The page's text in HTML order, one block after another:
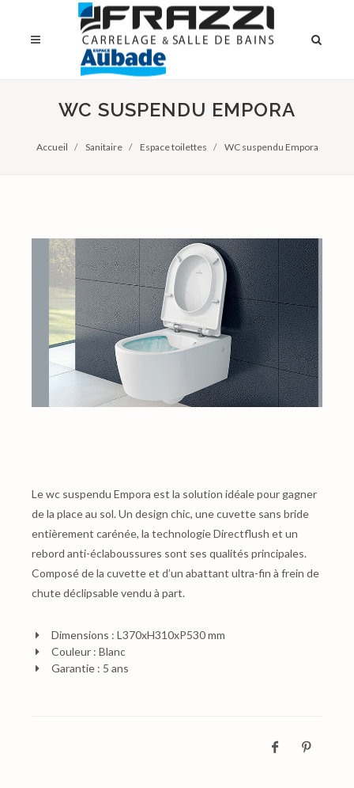
WC SUSPENDU EMPORA
Accueil Sanitaire Espace toilettes WC suspendu Empora
Le wc suspendu Empora est la solution idéale pour gagner
de la place au sol. Un design chic, une cuvette sans bride
entièrement carénée, la technologie Directflush et un
rebord anti-éclaboussures sont ses qualités principales.
Composé de la cuvette et d’un abattant ultra-fin à frein de
chute déclipsable vendu à part.
Dimensions : L370xH310xP530 mm
Couleur : Blanc
Garantie : 5 ans